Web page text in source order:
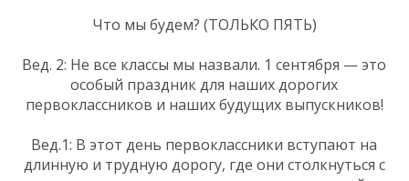
Что мы будем? (ТОЛЬКО ПЯТЬ)
Вед. 2: Не все классы мы назвали. 1 сентября — это
особый праздник для наших дорогих
первоклассников и наших будущих выпускников!
Вед.1: В этот день первоклассники вступают на
длинную и трудную дорогу, где они столкнуться с